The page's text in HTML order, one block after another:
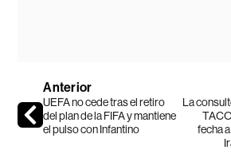
Anterior
UEFA no cede tras el retiro
del plan de la FIFA y mantiene
el pulso con Infantino
La
fecha